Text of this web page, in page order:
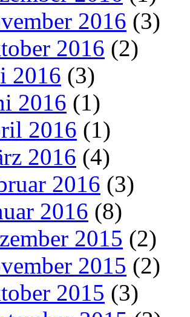
2016 (3)
2016 (2)
2016 (3)
2016 (1)
2016 (1)
2016 (4)
2016 (3)
2016 (8)
2015 (2)
2015 (2)
2015 (3)